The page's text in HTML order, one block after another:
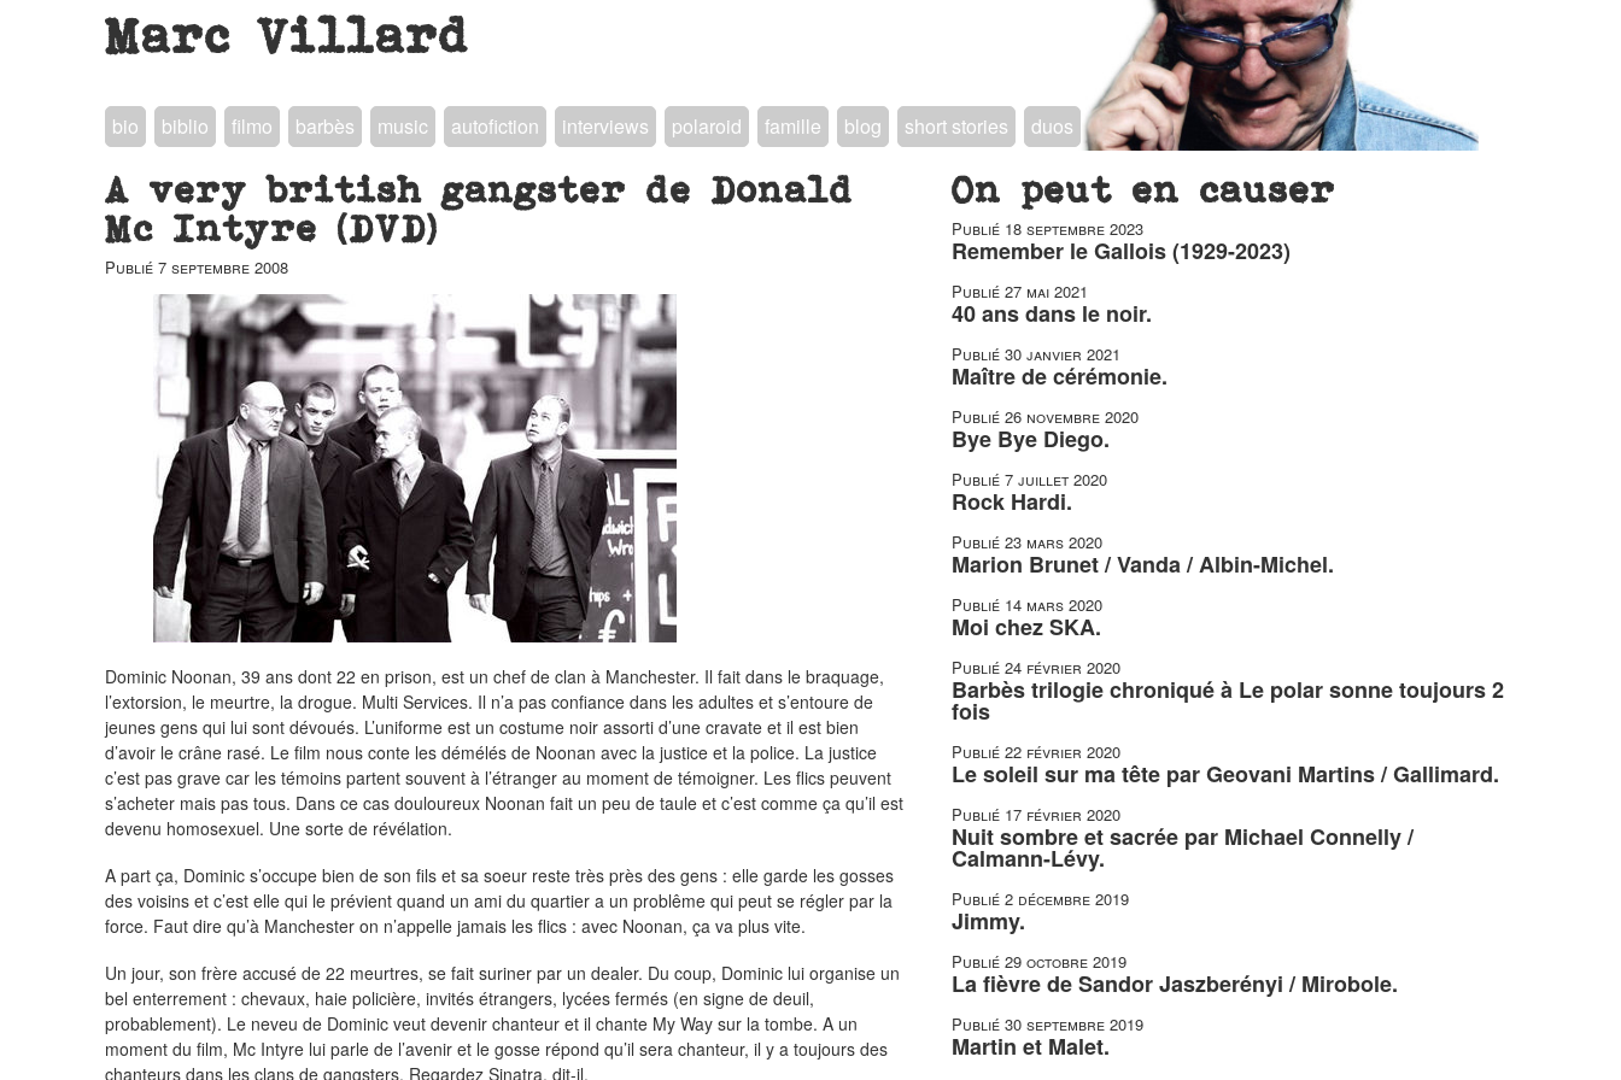
Marc Villard
bio biblio filmo barbès music autofiction interviews polaroid famille blog short stories duos
A very british gangster de Donald
Mc Intyre (DVD)
Publié 7 septembre 2008
Dominic Noonan, 39 ans dont 22 en prison, est un chef de clan à Manchester. Il fait dans le braquage,
l’extorsion, le meurtre, la drogue. Multi Services. Il n’a pas confiance dans les adultes et s’entoure de
jeunes gens qui lui sont dévoués. L’uniforme est un costume noir assorti d’une cravate et il est bien
d’avoir le crâne rasé. Le film nous conte les démélés de Noonan avec la justice et la police. La justice
c’est pas grave car les témoins partent souvent à l’étranger au moment de témoigner. Les flics peuvent
s’acheter mais pas tous. Dans ce cas douloureux Noonan fait un peu de taule et c’est comme ça qu’il est
devenu homosexuel. Une sorte de révélation.
A part ça, Dominic s’occupe bien de son fils et sa soeur reste très près des gens : elle garde les gosses
des voisins et c’est elle qui le prévient quand un ami du quartier a un problême qui peut se régler par la
force. Faut dire qu’à Manchester on n’appelle jamais les flics : avec Noonan, ça va plus vite.
Un jour, son frère accusé de 22 meurtres, se fait suriner par un dealer. Du coup, Dominic lui organise un
bel enterrement : chevaux, haie policière, invités étrangers, lycées fermés (en signe de deuil,
probablement). Le neveu de Dominic veut devenir chanteur et il chante My Way sur la tombe. A un
moment du film, Mc Intyre lui parle de l’avenir et le gosse répond qu’il sera chanteur, il y a toujours des
chanteurs dans les clans de gangsters. Regardez Sinatra, dit-il.
On peut en causer
Publié 18 septembre 2023
Remember le Gallois (1929-2023)
Publié 27 mai 2021
40 ans dans le noir.
Publié 30 janvier 2021
Maître de cérémonie.
Publié 26 novembre 2020
Bye Bye Diego.
Publié 7 juillet 2020
Rock Hardi.
Publié 23 mars 2020
Marion Brunet / Vanda / Albin-Michel.
Publié 14 mars 2020
Moi chez SKA.
Publié 24 février 2020
Barbès trilogie chroniqué à Le polar sonne toujours 2
fois
Publié 22 février 2020
Le soleil sur ma tête par Geovani Martins / Gallimard.
Publié 17 février 2020
Nuit sombre et sacrée par Michael Connelly /
Calmann-Lévy.
Publié 2 décembre 2019
Jimmy.
Publié 29 octobre 2019
La fièvre de Sandor Jaszberényi / Mirobole.
Publié 30 septembre 2019
Martin et Malet.